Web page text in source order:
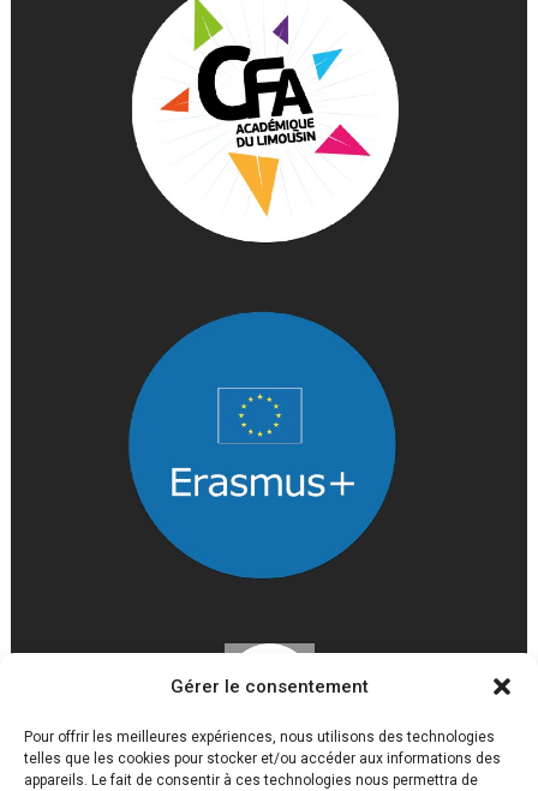
Gérer le consentement
Pour offrir les meilleures expériences, nous utilisons des technologies
telles que les cookies pour stocker et/ou accéder aux informations des
appareils. Le fait de consentir à ces technologies nous permettra de